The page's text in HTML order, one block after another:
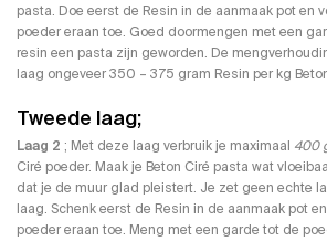
pasta. Doe eerst de Resin in de aanmaak pot en
poeder eraan toe. Goed doormengen met een
resin een pasta zijn geworden. De
laag ongeveer 350 – 375 gram Resin per kg
Tweede laag;
Laag 2 ; Met deze laag verbruik je maximaal 400
Ciré poeder. Maak je Beton Ciré pasta wat
dat je de muur glad pleistert. Je zet geen echte
laag. Schenk eerst de Resin in de aanmaak pot
poeder eraan toe. Meng met een garde tot de